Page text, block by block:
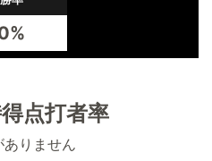
点打者率
ありません